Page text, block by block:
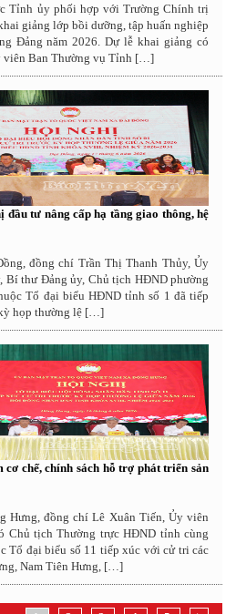
Tỉnh ủy phối hợp với Trường Chính trị
giảng lớp bồi dưỡng, tập huấn nghiệp
Đảng năm 2026. Dự lễ khai giảng có
viên Ban Thường vụ Tỉnh […]
tư nâng cấp hạ tầng giao thông, hệ
đồng chí Trần Thị Thanh Thủy, Ủy
Bí thư Đảng ủy, Chủ tịch HĐND phường
Tổ đại biểu HĐND tỉnh số 1 đã tiếp
họp thường lệ […]
chế, chính sách hỗ trợ phát triển sản
Hưng, đồng chí Lê Xuân Tiến, Ủy viên
Chủ tịch Thường trực HĐND tỉnh cùng
Tổ đại biểu số 11 tiếp xúc với cử tri các
Nam Tiên Hưng, […]